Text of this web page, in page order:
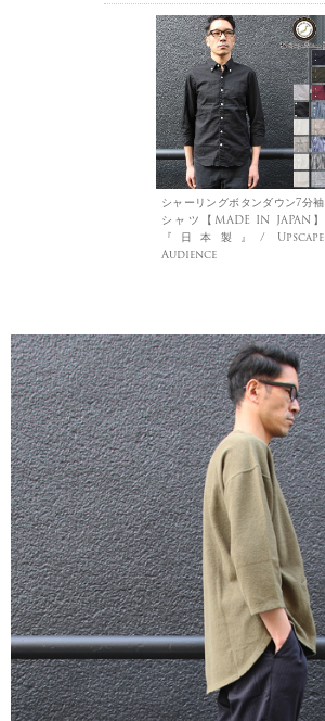
シャーリングボタンダウン7分袖
シャツ【MADE IN JAPAN】
『日本製』/ Upscape
Audience